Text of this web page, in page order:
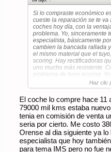
Si lo compraste económico
cueste la reparación se te
coches hoy día, con la
problema. Yo, sinceramente
especialista, básicamente
cambien la bancada rallada
el mismo material que el
scoring. Hay rectificadoras
uno mucho más resistente.
problema de bore scoring.
deben de comprar muy
problemas no resueltos que
que rezar que no te pase
scoring).
Ánimo, el coche se lo
que seas tú el que se quiera
opción, como dices, vender
va a costar la reparación,
997.2 o un 991.
Haz clic
El coche lo compre hace
79000 mil kms estaba
tenia en comisión de venta
seria por cierto. Me costo
Orense al dia siguiente ya lo
especialista que hoy
para tema IMS pero no fue